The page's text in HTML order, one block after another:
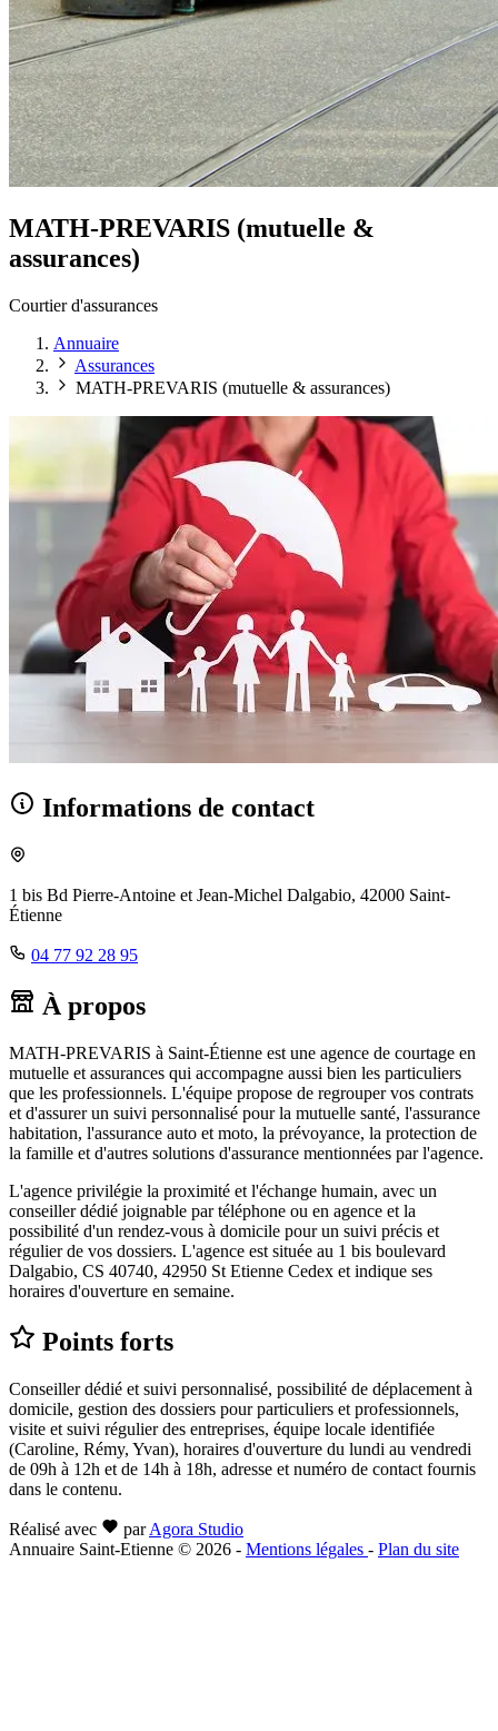
MATH-PREVARIS (mutuelle &
assurances)
Courtier d'assurances
Annuaire
Assurances
MATH-PREVARIS (mutuelle & assurances)
Informations de contact
1 bis Bd Pierre-Antoine et Jean-Michel Dalgabio, 42000 Saint-
Étienne
04 77 92 28 95
À propos
MATH-PREVARIS à Saint-Étienne est une agence de courtage en
mutuelle et assurances qui accompagne aussi bien les particuliers
que les professionnels. L'équipe propose de regrouper vos contrats
et d'assurer un suivi personnalisé pour la mutuelle santé, l'assurance
habitation, l'assurance auto et moto, la prévoyance, la protection de
la famille et d'autres solutions d'assurance mentionnées par l'agence.
L'agence privilégie la proximité et l'échange humain, avec un
conseiller dédié joignable par téléphone ou en agence et la
possibilité d'un rendez-vous à domicile pour un suivi précis et
régulier de vos dossiers. L'agence est située au 1 bis boulevard
Dalgabio, CS 40740, 42950 St Etienne Cedex et indique ses
horaires d'ouverture en semaine.
Points forts
Conseiller dédié et suivi personnalisé, possibilité de déplacement à
domicile, gestion des dossiers pour particuliers et professionnels,
visite et suivi régulier des entreprises, équipe locale identifiée
(Caroline, Rémy, Yvan), horaires d'ouverture du lundi au vendredi
de 09h à 12h et de 14h à 18h, adresse et numéro de contact fournis
dans le contenu.
Réalisé avec par Agora Studio
Annuaire Saint-Etienne © 2026 - Mentions légales - Plan du site